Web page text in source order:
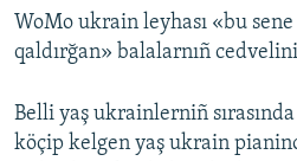
RFE/RS bütün saytları
WoMo ukrain leyhası «bu
qaldırğan» balalarnıñ
Belli yaş ukrainlerniñ
köçip kelgen yaş ukrain